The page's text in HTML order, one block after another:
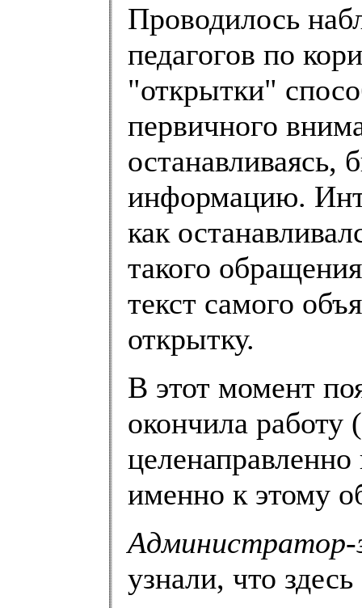
Проводилось
педагогов по
"открытки"
первичного
информацию.
как
такого
текст самого
открытку.
В этот момент
окончила работу
именно к этому
узнали, что